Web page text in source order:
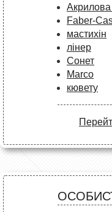
Faber-
мастихін
лінер
Сонет
Marco
кювету